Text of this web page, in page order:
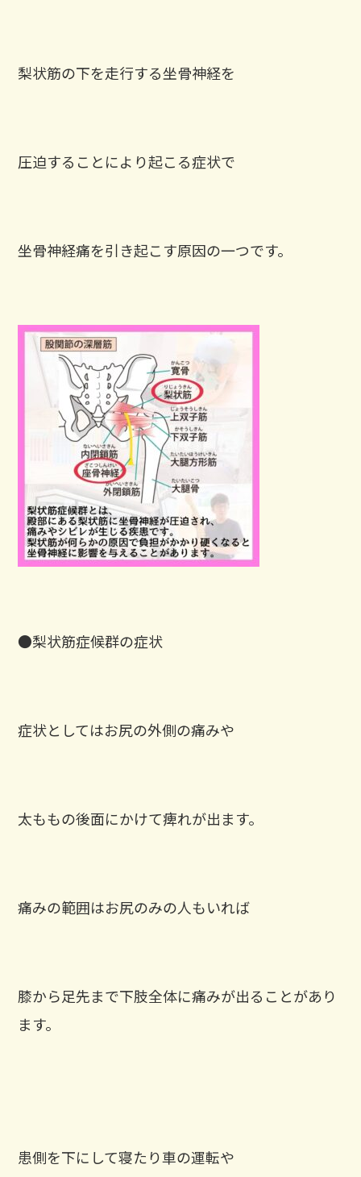
梨状筋の下を走行する坐骨神経を
圧迫することにより起こる症状で
坐骨神経痛を引き起こす原因の一つです。
●梨状筋症候群の症状
症状としてはお尻の外側の痛みや
太ももの後面にかけて痺れが出ます。
痛みの範囲はお尻のみの人もいれば
膝から足先まで下肢全体に痛みが出ることがあり
ます。
患側を下にして寝たり車の運転や